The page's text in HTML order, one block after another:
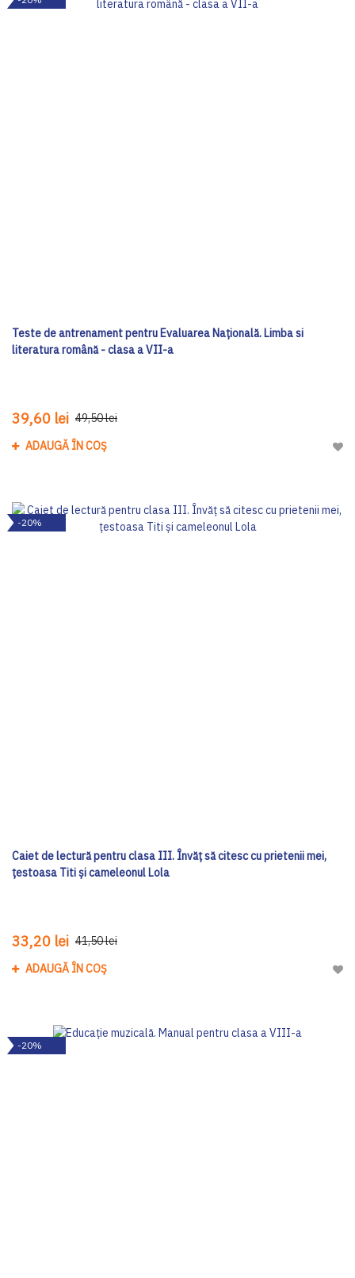
Teste de antrenament pentru Evaluarea Națională. Limba si
literatura română - clasa a VII-a
39,60 lei 49,50 lei
ADAUGĂ ÎN COȘ
-20%
Caiet de lectură pentru clasa III. Învăț să citesc cu prietenii mei,
țestoasa Titi și cameleonul Lola
33,20 lei 41,50 lei
ADAUGĂ ÎN COȘ
-20%